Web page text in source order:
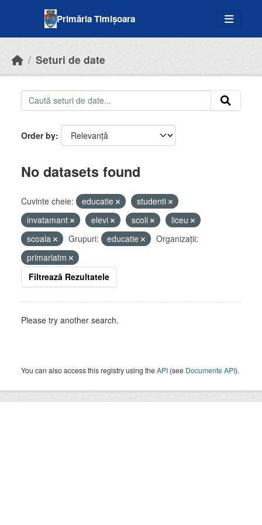
Primăria Timișoara
Seturi de date
Order by
No datasets found
Cuvinte cheie: educatie
studenti
invatamant
elevi scoli
liceu
scoala
Grupuri: educatie
Organizații:
primariatm
Filtrează Rezultatele
Please try another search.
You can also access this registry using theAPI (see Documente API).